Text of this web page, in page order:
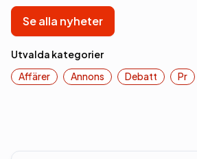
Se alla nyheter
Utvalda kategorier
Affärer
Annons Debatt Pr